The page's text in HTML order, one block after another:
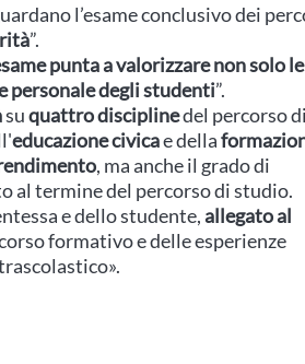
l’esame conclusivo dei
”.
punta a valorizzare non solo le
personale degli studenti”.
suquattro disciplinedel percorso
educazione civicae della
, ma anche il grado di
al termine del percorso di studio.
e dello studente,allegato al
formativo e delle esperienze